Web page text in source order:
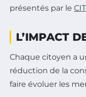
présentés par le
L’IMPACT
Chaque citoyen a
réduction de la
faire évoluer les